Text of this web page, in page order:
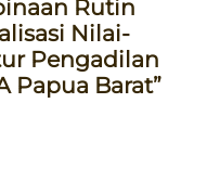
Rutin
Nilai-
Pengadilan
Papua Barat”